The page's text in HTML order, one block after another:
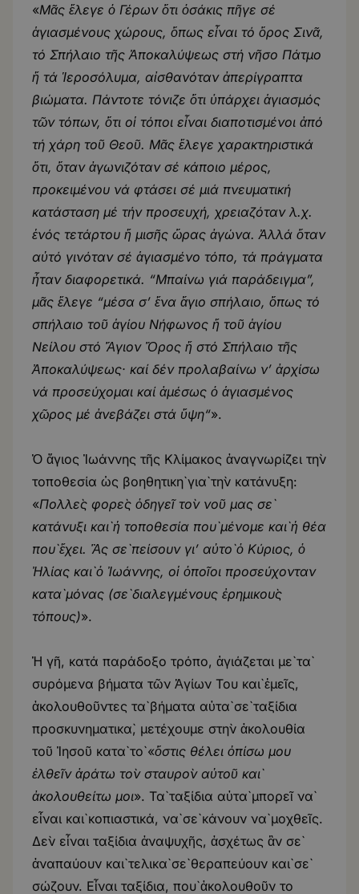
«Μᾶς ἔλεγε ὁ Γέρων ὅτι ὁσάκις πῆγε σέ
ἁγιασμένους χώρους, ὅπως εἶναι τό ὄρος Σινᾶ,
τό Σπήλαιο τῆς Ἀποκαλύψεως στή νῆσο Πάτμο
ἤ τά Ἱεροσόλυμα, αἰσθανόταν ἀπερίγραπτα
βιώματα. Πάντοτε τόνιζε ὅτι ὑπάρχει ἁγιασμός
τῶν τόπων, ὅτι οἱ τόποι εἶναι διαποτισμένοι ἀπό
τή χάρη τοῦ Θεοῦ. Μᾶς ἔλεγε χαρακτηριστικά
ὅτι, ὅταν ἀγωνιζόταν σέ κάποιο μέρος,
προκειμένου νά φτάσει σέ μιά πνευματική
κατάσταση μέ τήν προσευχή, χρειαζόταν λ.χ.
ἑνός τετάρτου ἤ μισῆς ὤρας ἀγώνα. Ἀλλά ὅταν
αὐτό γινόταν σέ ἁγιασμένο τόπο, τά πράγματα
ἦταν διαφορετικά. “Μπαίνω γιά παράδειγμα”,
μᾶς ἔλεγε “μέσα σ’ ἕνα ἅγιο σπήλαιο, ὅπως τό
σπήλαιο τοῦ ἁγίου Νήφωνος ἤ τοῦ ἁγίου
Νείλου στό Ἅγιον Ὄρος ἤ στό Σπήλαιο τῆς
Ἀποκαλύψεως· καί δέν προλαβαίνω ν’ ἀρχίσω
νά προσεύχομαι καί ἀμέσως ὁ ἁγιασμένος
χῶρος μέ ἀνεβάζει στά ὕψη“».
Ὁ ἅγιος Ἰωάννης τῆς Κλίμακος ἀναγνωρίζει τὴν
τοποθεσία ὡς βοηθητικὴ γιὰ τὴν κατάνυξη:
«Πολλὲς φορὲς ὁδηγεῖ τὸν νοῦ μας σὲ
κατάνυξι καὶ ἡ τοποθεσία ποὺ μένομε καὶ ἡ θέα
ποὺ ἔχει. Ἂς σὲ πείσουν γι’ αὐτὸ ὁ Κύριος, ὁ
Ἠλίας καὶ ὁ Ἰωάννης, οἱ ὁποῖοι προσεύχονταν
κατὰ μόνας (σὲ διαλεγμένους ἐρημικοὺς
τόπους)».
Ἡ γῆ, κατά παράδοξο τρόπο, ἁγιάζεται μὲ τὰ
συρόμενα βήματα τῶν Ἁγίων Του καὶ ἐμεῖς,
ἀκολουθοῦντες τὰ βήματα αὐτὰ σὲ ταξίδια
προσκυνηματικὰ, μετέχουμε στὴν ἀκολουθία
τοῦ Ἰησοῦ κατὰ τὸ «ὅστις θέλει ὀπίσω μου
ἐλθεῖν ἀράτω τὸν σταυρὸν αὐτοῦ καὶ
ἀκολουθείτω μοι». Τὰ ταξίδια αὐτὰ μπορεῖ νὰ
εἶναι καὶ κοπιαστικά, νὰ σὲ κάνουν νὰ μοχθεῖς.
Δὲν εἶναι ταξίδια ἀναψυχῆς, ἀσχέτως ἂν σὲ
ἀναπαύουν καὶ τελικὰ σὲ θεραπεύουν καὶ σὲ
σώζουν. Εἶναι ταξίδια, ποὺ ἀκολουθοῦν το